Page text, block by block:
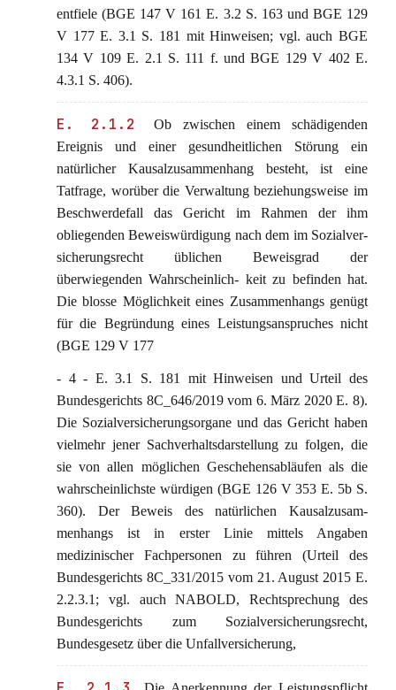
entfiele (BGE 147 V 161 E. 3.2 S. 163 und BGE 129
V 177 E. 3.1 S. 181 mit Hinweisen; vgl. auch BGE
134 V 109 E. 2.1 S. 111 f. und BGE 129 V 402 E.
4.3.1 S. 406).
E. 2.1.2
Ob zwischen einem schädigenden
Ereignis und einer gesundheitlichen Störung ein
natürlicher Kausalzusammenhang besteht, ist eine
Tatfrage, worüber die Verwaltung beziehungsweise im
Beschwerdefall das Gericht im Rahmen der ihm
obliegenden Beweiswürdigung nach dem im Sozialver-
sicherungsrecht üblichen Beweisgrad der
überwiegenden Wahrscheinlich- keit zu befinden hat.
Die blosse Möglichkeit eines Zusammenhangs genügt
für die Begründung eines Leistungsanspruches nicht
(BGE 129 V 177
- 4 - E. 3.1 S. 181 mit Hinweisen und Urteil des
Bundesgerichts 8C_646/2019 vom 6. März 2020 E. 8).
Die Sozialversicherungsorgane und das Gericht haben
vielmehr jener Sachverhaltsdarstellung zu folgen, die
sie von allen möglichen Geschehensabläufen als die
wahrscheinlichste würdigen (BGE 126 V 353 E. 5b S.
360). Der Beweis des natürlichen Kausalzusam-
menhangs ist in erster Linie mittels Angaben
medizinischer Fachpersonen zu führen (Urteil des
Bundesgerichts 8C_331/2015 vom 21. August 2015 E.
2.2.3.1; vgl. auch NABOLD, Rechtsprechung des
Bundesgerichts zum Sozialversicherungsrecht,
Bundesgesetz über die Unfallversicherung,